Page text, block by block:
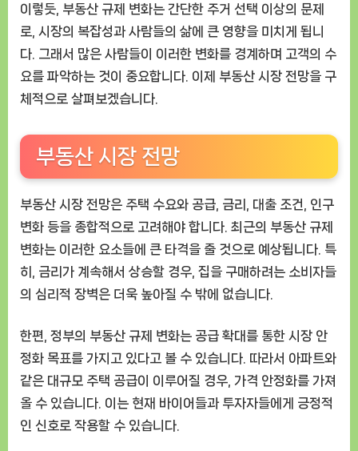
이렇듯, 부동산 규제 변화는 간단한 주거 선택 이상의 문제
로, 시장의 복잡성과 사람들의 삶에 큰 영향을 미치게 됩니
다. 그래서 많은 사람들이 이러한 변화를 경계하며 고객의 수
요를 파악하는 것이 중요합니다. 이제 부동산 시장 전망을 구
체적으로 살펴보겠습니다.
부동산 시장 전망
부동산 시장 전망은 주택 수요와 공급, 금리, 대출 조건, 인구
변화 등을 종합적으로 고려해야 합니다. 최근의 부동산 규제
변화는 이러한 요소들에 큰 타격을 줄 것으로 예상됩니다. 특
히, 금리가 계속해서 상승할 경우, 집을 구매하려는 소비자들
의 심리적 장벽은 더욱 높아질 수 밖에 없습니다.
한편, 정부의 부동산 규제 변화는 공급 확대를 통한 시장 안
정화 목표를 가지고 있다고 볼 수 있습니다. 따라서 아파트와
같은 대규모 주택 공급이 이루어질 경우, 가격 안정화를 가져
올 수 있습니다. 이는 현재 바이어들과 투자자들에게 긍정적
인 신호로 작용할 수 있습니다.